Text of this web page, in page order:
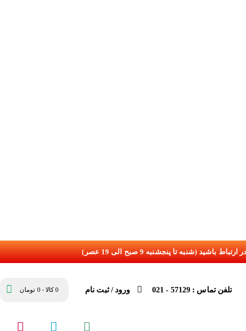
تلفن تماس : 57129 - 021 ورود / ثبت نام 0 کالا - 0 تومان